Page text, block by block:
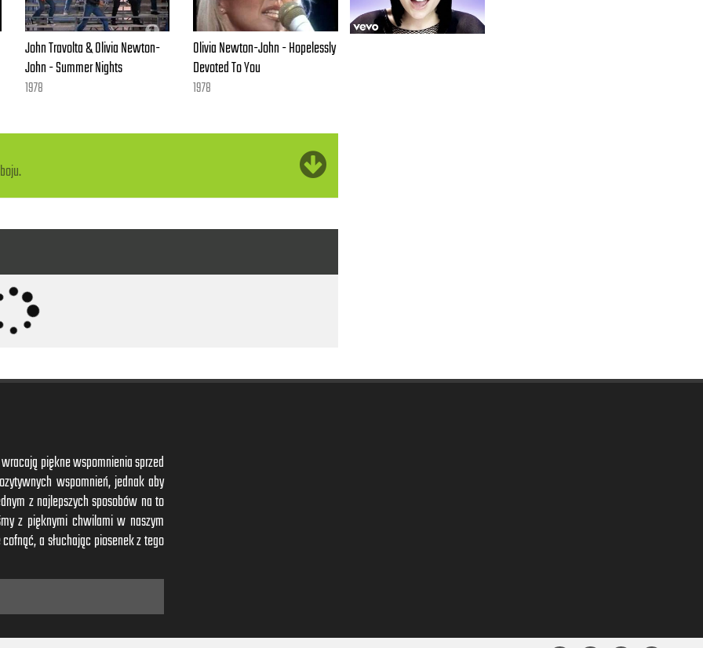
John Travolta & Olivia Newton-
John - Summer Nights
1978
Olivia Newton-John - Hopelessly
Devoted To You
1978
piękne wspomnienia sprzed
wspomnień, jednak aby
z najlepszych sposobów na to
z pięknymi chwilami w naszym
a słuchając piosenek z tego